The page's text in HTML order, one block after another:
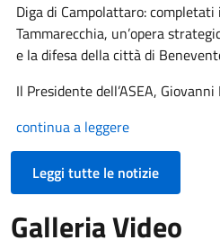
Diga di Campolattaro:
Tammarecchia, un’opera
e la difesa della città di
Il Presidente dell’ASEA,
continua a leggere
Leggi tutte le notizie
Galleria Video